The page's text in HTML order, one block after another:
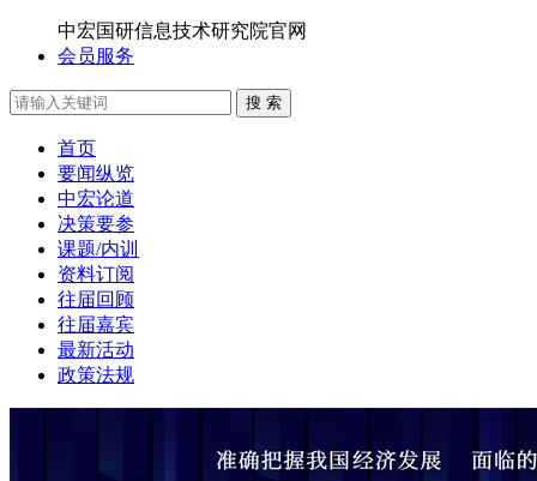
中宏国研信息技术研究院官网
会员服务
搜 索
首页
要闻纵览
中宏论道
决策要参
课题/内训
资料订阅
往届回顾
往届嘉宾
最新活动
政策法规